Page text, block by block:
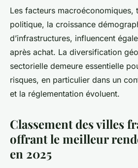
Les facteurs macroéconomiques,
politique, la croissance
d’infrastructures, influencent
après achat. La diversification
sectorielle demeure essentielle
risques, en particulier dans un
et la réglementation évoluent.
Classement des villes
offrant le meilleur
en 2025